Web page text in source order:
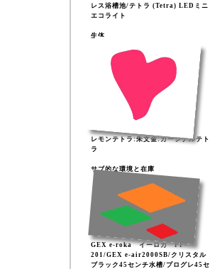
レス浴槽池/テトラ (Tetra) LEDミニ
エコライト
生体
レモンテトラ:朱文金:カージナルテト
ラ
サブ的な環境と在庫
GEX e-roka イーロカ PF-
201/GEX e-air2000SB/クリスタル
ブラック45センチ水槽/プログレ45セ